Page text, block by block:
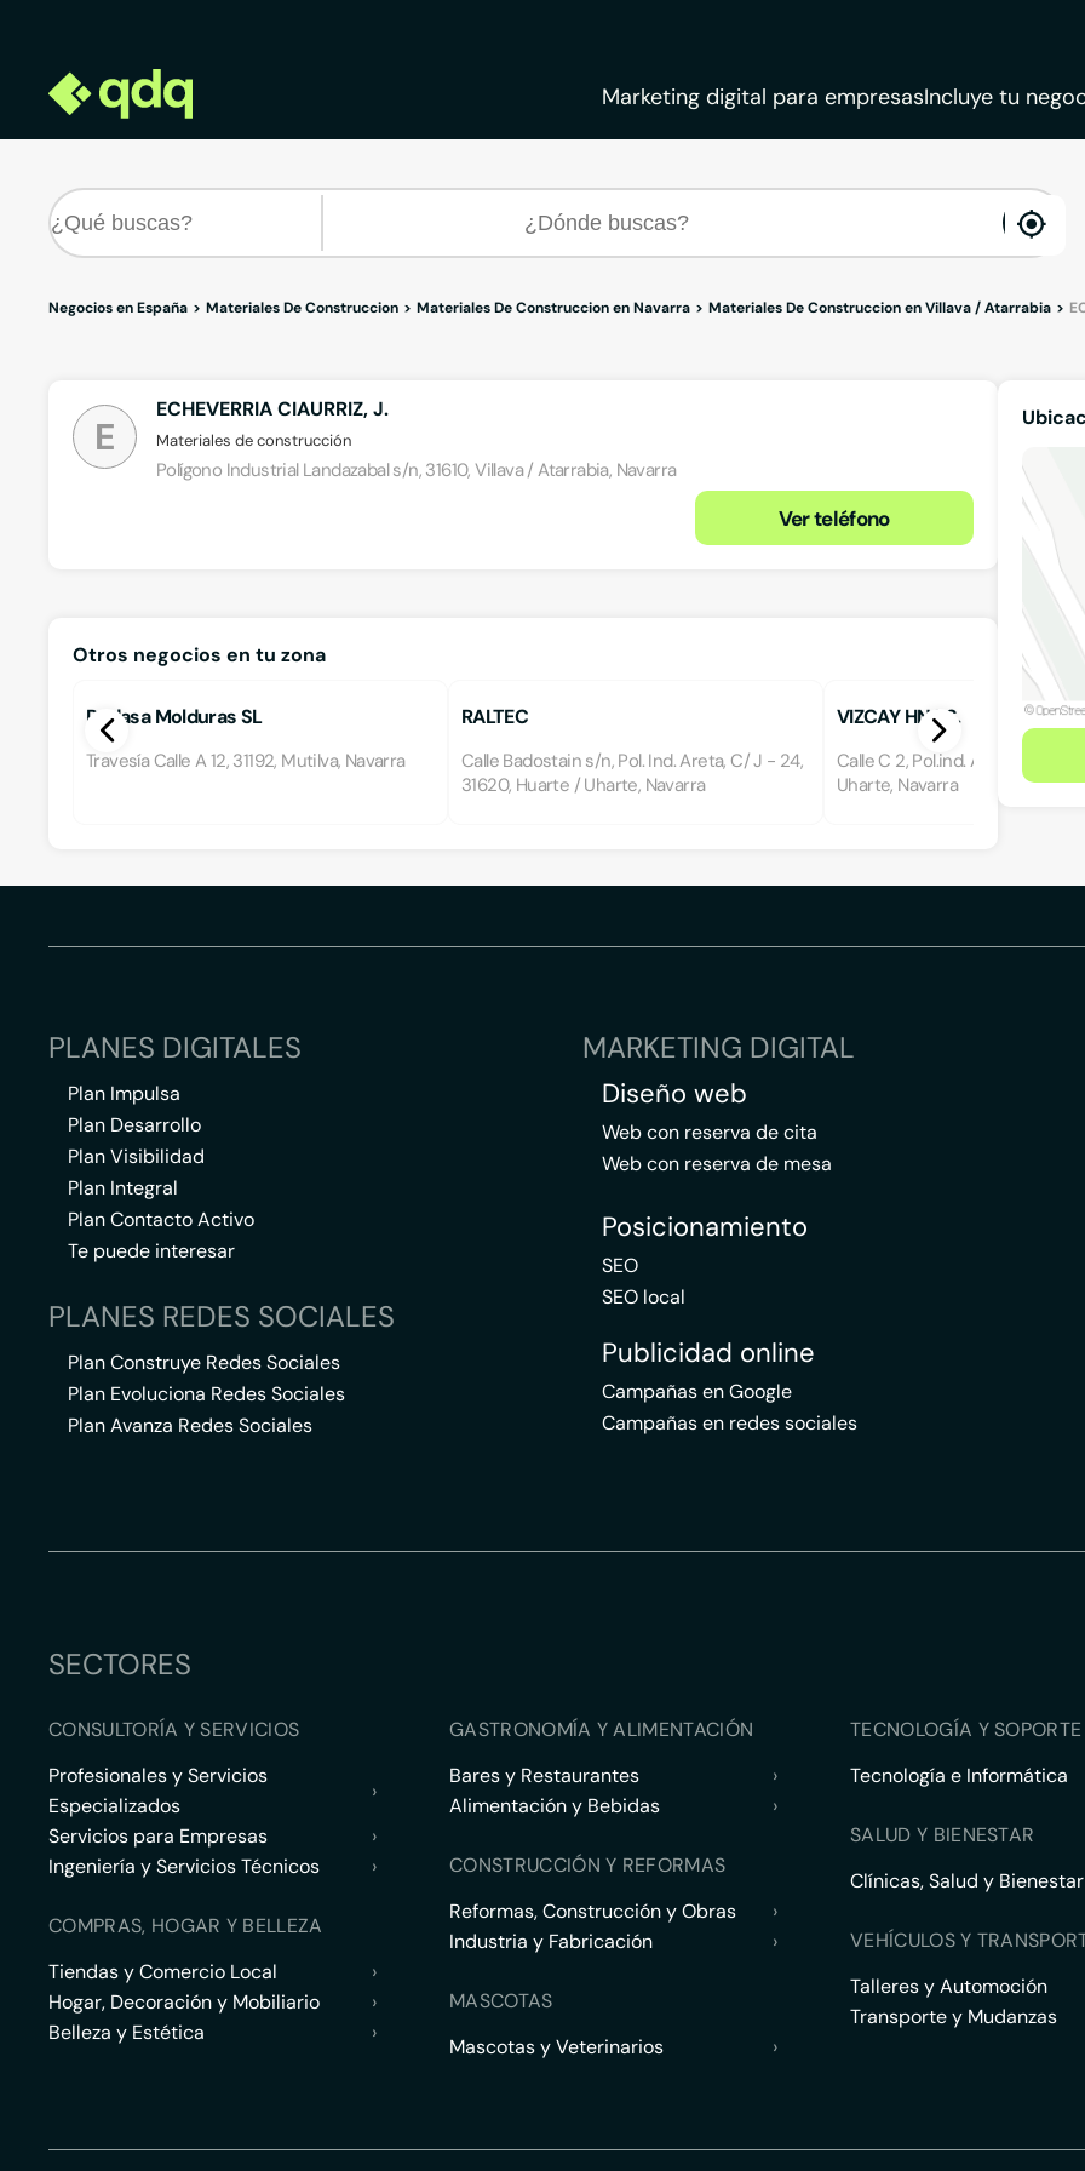
Marketing digital para empresasIncluye tu
Negocios en España Materiales De Construccion Materiales De Construccion en Navarra Materiales De Construccion en Villava / Atarrabia
E
ECHEVERRIA CIAURRIZ, J.
Materiales de construcción
Polígono Industrial Landazabal s/n, 31610, Villava / Atarrabia, Navarra
Ver teléfono
Otros negocios en tu zona
Rodasa Molduras SL
Travesía Calle A 12, 31192, Mutilva, Navarra
RALTEC
Calle Badostain s/n, Pol. Ind. Areta, C/ J - 24,
31620, Huarte / Uharte, Navarra
VIZCAY HNOS.
Calle C 2, Pol.ind. Areta, 31620,
Uharte, Navarra
PLANES DIGITALES
Plan Impulsa
Plan Desarrollo
Plan Visibilidad
Plan Integral
Plan Contacto Activo
Te puede interesar
PLANES REDES SOCIALES
Plan Construye Redes Sociales
Plan Evoluciona Redes Sociales
Plan Avanza Redes Sociales
MARKETING DIGITAL
Diseño web
Web con reserva de cita
Web con reserva de mesa
Posicionamiento
SEO
SEO local
Publicidad online
Campañas en Google
Campañas en redes sociales
SECTORES
CONSULTORÍA Y SERVICIOS
Profesionales y Servicios
Especializados
›
Servicios para Empresas
›
Ingeniería y Servicios Técnicos
›
COMPRAS, HOGAR Y BELLEZA
Tiendas y Comercio Local
›
Hogar, Decoración y Mobiliario
›
Belleza y Estética
›
GASTRONOMÍA Y ALIMENTACIÓN
Bares y Restaurantes
›
Alimentación y Bebidas
›
CONSTRUCCIÓN Y REFORMAS
Reformas, Construcción y Obras
›
Industria y Fabricación
›
MASCOTAS
Mascotas y Veterinarios
›
TECNOLOGÍA Y
Tecnología e Informática
SALUD Y BIENESTAR
Clínicas, Salud y Bienestar
VEHÍCULOS Y
Talleres y Automoción
Transporte y Mudanzas